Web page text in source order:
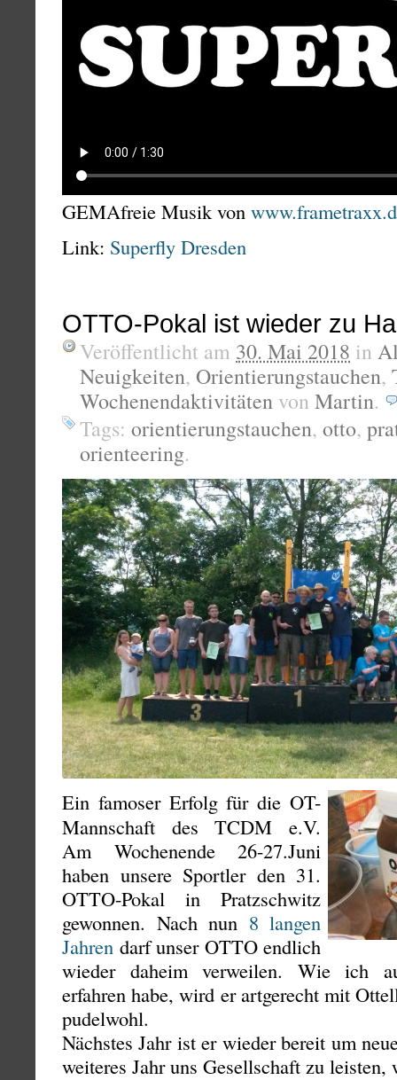
GEMAfreie Musik von
Link: Superfly Dresden
OTTO-Pokal ist wieder zu
Veröffentlicht am 30. Mai 2018 in
Neuigkeiten, Orientierungstauchen,
Wochenendaktivitäten von Martin.
Tags: orientierungstauchen, otto,
orienteering.
Ein famoser Erfolg für die OT-
Mannschaft des TCDM e.V.
Am Wochenende 26-27.Juni
haben unsere Sportler den 31.
OTTO-Pokal in Pratzschwitz
gewonnen. Nach nun 8 langen
Jahren darf unser OTTO endlich
wieder daheim verweilen. Wie ich
erfahren habe, wird er artgerecht mit
pudelwohl.
Nächstes Jahr ist er wieder bereit um
weiteres Jahr uns Gesellschaft zu